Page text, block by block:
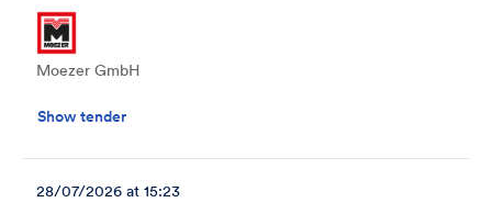
Moezer GmbH
Show tender
28/07/2026 at 15:23